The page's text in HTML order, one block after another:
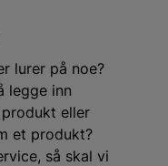
lurer på noe?
legge inn
eller
et produkt?
så skal vi